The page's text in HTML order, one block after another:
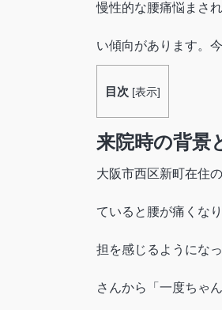
慢性的な腰痛悩まさ
い傾向があります。
目次 [表示]
来院時の背景
大阪市西区新町在住
ていると腰が痛くな
担を感じるようにな
さんから「一度ちゃ